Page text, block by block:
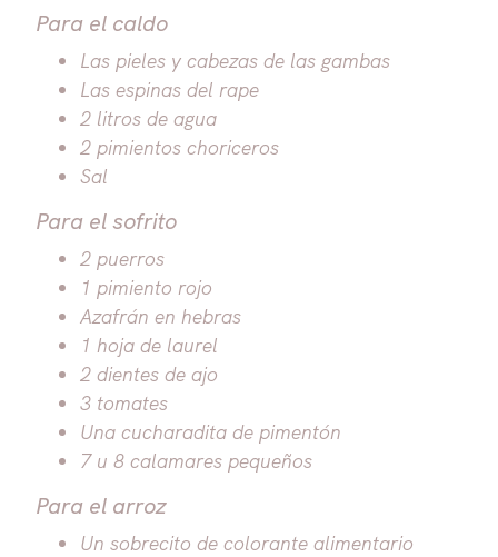
Para el caldo
Las pieles y cabezas de las gambas
Las espinas del rape
2 litros de agua
2 pimientos choriceros
Sal
Para el sofrito
2 puerros
1 pimiento rojo
Azafrán en hebras
1 hoja de laurel
2 dientes de ajo
3 tomates
Una cucharadita de pimentón
7 u 8 calamares pequeños
Para el arroz
Un sobrecito de colorante alimentario